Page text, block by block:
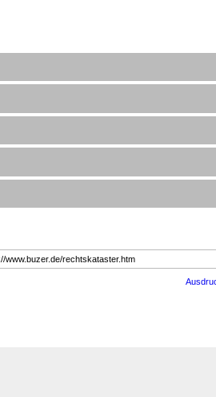
www.buzer.de/rechtskataster.htm